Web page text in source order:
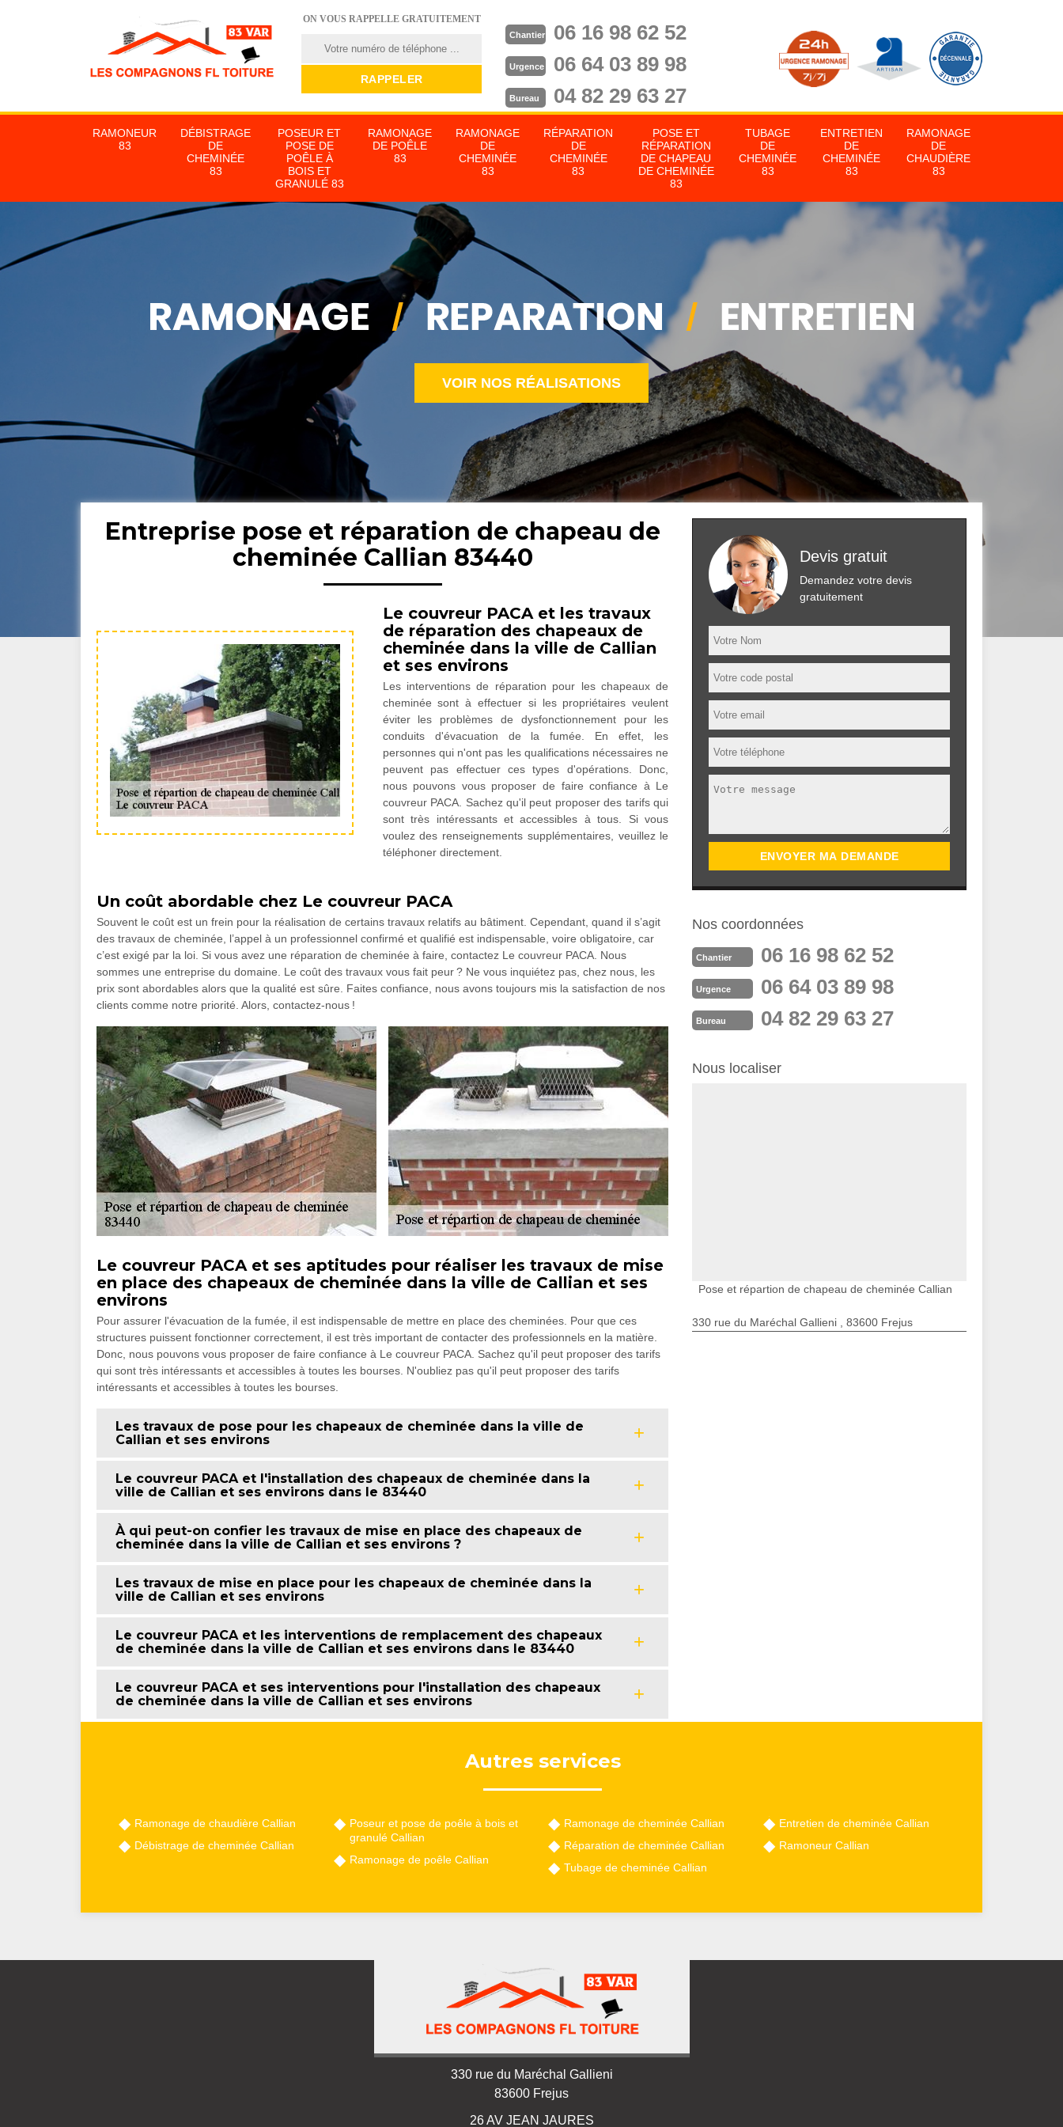
ON VOUS RAPPELLE GRATUITEMENT
Chantier 06 16 98 62 52
Urgence 06 64 03 89 98
Bureau 04 82 29 63 27
RAMONEUR
83
DÉBISTRAGE
DE
CHEMINÉE
83
POSEUR ET
POSE DE
POÊLE À
BOIS ET
GRANULÉ 83
RAMONAGE
DE POÊLE
83
RAMONAGE
DE
CHEMINÉE
83
RÉPARATION
DE
CHEMINÉE
83
POSE ET
RÉPARATION
DE CHAPEAU
DE CHEMINÉE
83
TUBAGE
DE
CHEMINÉE
83
ENTRETIEN
DE
CHEMINÉE
83
RAMONAGE
DE
CHAUDIÈRE
83
VOIR NOS RÉALISATIONS
Entreprise pose et réparation de chapeau de
cheminée Callian 83440
Le couvreur PACA et les travaux
de réparation des chapeaux de
cheminée dans la ville de Callian
et ses environs
Les interventions de réparation pour les chapeaux de
cheminée sont à effectuer si les propriétaires veulent
éviter les problèmes de dysfonctionnement pour les
conduits d'évacuation de la fumée. En effet, les
personnes qui n'ont pas les qualifications nécessaires ne
peuvent pas effectuer ces types d'opérations. Donc,
nous pouvons vous proposer de faire confiance à Le
couvreur PACA. Sachez qu'il peut proposer des tarifs qui
sont très intéressants et accessibles à tous. Si vous
voulez des renseignements supplémentaires, veuillez le
téléphoner directement.
Un coût abordable chez Le couvreur PACA
Souvent le coût est un frein pour la réalisation de certains travaux relatifs au bâtiment. Cependant, quand il s’agit
des travaux de cheminée, l’appel à un professionnel confirmé et qualifié est indispensable, voire obligatoire, car
c’est exigé par la loi. Si vous avez une réparation de cheminée à faire, contactez Le couvreur PACA. Nous
sommes une entreprise du domaine. Le coût des travaux vous fait peur ? Ne vous inquiétez pas, chez nous, les
prix sont abordables alors que la qualité est sûre. Faites confiance, nous avons toujours mis la satisfaction de nos
clients comme notre priorité. Alors, contactez-nous !
Le couvreur PACA et ses aptitudes pour réaliser les travaux de mise
en place des chapeaux de cheminée dans la ville de Callian et ses
environs
Pour assurer l'évacuation de la fumée, il est indispensable de mettre en place des cheminées. Pour que ces
structures puissent fonctionner correctement, il est très important de contacter des professionnels en la matière.
Donc, nous pouvons vous proposer de faire confiance à Le couvreur PACA. Sachez qu'il peut proposer des tarifs
qui sont très intéressants et accessibles à toutes les bourses. N'oubliez pas qu'il peut proposer des tarifs
intéressants et accessibles à toutes les bourses.
Les travaux de pose pour les chapeaux de cheminée dans la ville de
Callian et ses environs
Le couvreur PACA et l'installation des chapeaux de cheminée dans la
ville de Callian et ses environs dans le 83440
À qui peut-on confier les travaux de mise en place des chapeaux de
cheminée dans la ville de Callian et ses environs ?
Les travaux de mise en place pour les chapeaux de cheminée dans la
ville de Callian et ses environs
Le couvreur PACA et les interventions de remplacement des chapeaux
de cheminée dans la ville de Callian et ses environs dans le 83440
Le couvreur PACA et ses interventions pour l'installation des chapeaux
de cheminée dans la ville de Callian et ses environs
Devis gratuit
Demandez votre devis
gratuitement
Nos coordonnées
Chantier 06 16 98 62 52
Urgence 06 64 03 89 98
Bureau 04 82 29 63 27
Nous localiser
Pose et répartion de chapeau de cheminée Callian
330 rue du Maréchal Gallieni , 83600 Frejus
Autres services
Ramonage de chaudière Callian
Débistrage de cheminée Callian
Poseur et pose de poêle à bois et
granulé Callian
Ramonage de poêle Callian
Ramonage de cheminée Callian
Réparation de cheminée Callian
Tubage de cheminée Callian
Entretien de cheminée Callian
Ramoneur Callian
330 rue du Maréchal Gallieni
83600 Frejus
26 AV JEAN JAURES